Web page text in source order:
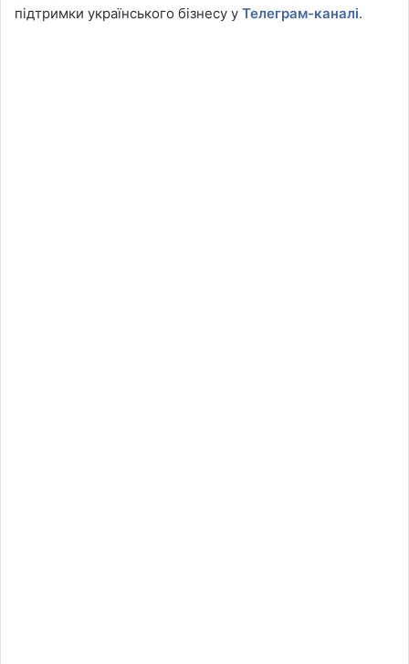
підтримки українського бізнесу у Телеграм-каналі.